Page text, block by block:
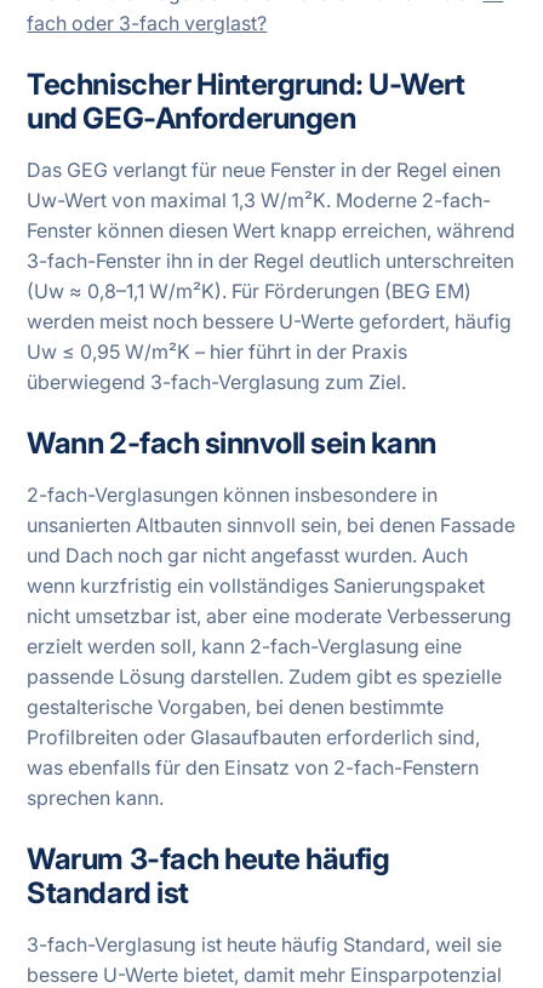
fach oder 3-fach verglast?
Technischer Hintergrund: U-Wert
und GEG-Anforderungen
Das GEG verlangt für neue Fenster in der Regel einen
Uw-Wert von maximal 1,3 W/m²K. Moderne 2-fach-
Fenster können diesen Wert knapp erreichen, während
3-fach-Fenster ihn in der Regel deutlich unterschreiten
(Uw ≈ 0,8–1,1 W/m²K). Für Förderungen (BEG EM)
werden meist noch bessere U-Werte gefordert, häufig
Uw ≤ 0,95 W/m²K – hier führt in der Praxis
überwiegend 3-fach-Verglasung zum Ziel.
Wann 2-fach sinnvoll sein kann
2-fach-Verglasungen können insbesondere in
unsanierten Altbauten sinnvoll sein, bei denen Fassade
und Dach noch gar nicht angefasst wurden. Auch
wenn kurzfristig ein vollständiges Sanierungspaket
nicht umsetzbar ist, aber eine moderate Verbesserung
erzielt werden soll, kann 2-fach-Verglasung eine
passende Lösung darstellen. Zudem gibt es spezielle
gestalterische Vorgaben, bei denen bestimmte
Profilbreiten oder Glasaufbauten erforderlich sind,
was ebenfalls für den Einsatz von 2-fach-Fenstern
sprechen kann.
Warum 3-fach heute häufig
Standard ist
3-fach-Verglasung ist heute häufig Standard, weil sie
bessere U-Werte bietet, damit mehr Einsparpotenzial